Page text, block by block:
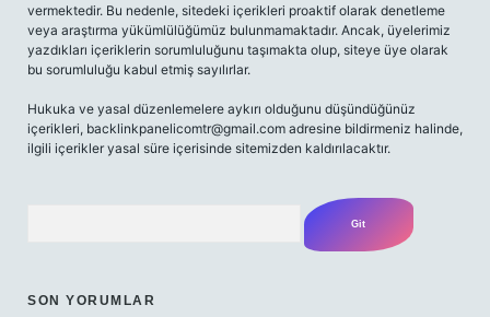
vermektedir. Bu nedenle, sitedeki içerikleri proaktif olarak denetleme
veya araştırma yükümlülüğümüz bulunmamaktadır. Ancak, üyelerimiz
yazdıkları içeriklerin sorumluluğunu taşımakta olup, siteye üye olarak
bu sorumluluğu kabul etmiş sayılırlar.
Hukuka ve yasal düzenlemelere aykırı olduğunu düşündüğünüz
içerikleri, backlinkpanelicomtr@gmail.com adresine bildirmeniz halinde,
ilgili içerikler yasal süre içerisinde sitemizden kaldırılacaktır.
SON YORUMLAR